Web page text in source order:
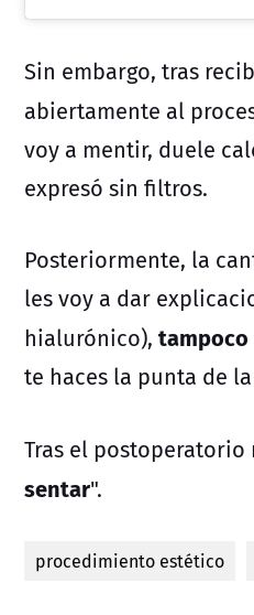
Sin embargo, tras
abiertamente al
voy a mentir, duele
expresó sin filtros.
Posteriormente, la
les voy a dar
hialurónico), tampoco
te haces la punta de
Tras el
sentar".
procedimiento estético